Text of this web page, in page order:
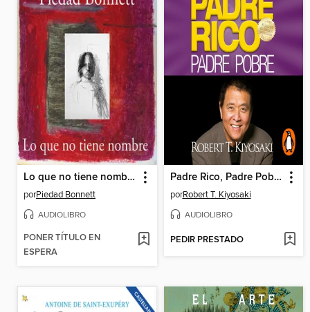
Lo que no tiene nombre
porPiedad Bonnett
AUDIOLIBRO
PONER TÍTULO EN
ESPERA
Padre Rico, Padre Pobre (Ed. 25 aniv)
porRobert T. Kiyosaki
AUDIOLIBRO
PEDIR PRESTADO